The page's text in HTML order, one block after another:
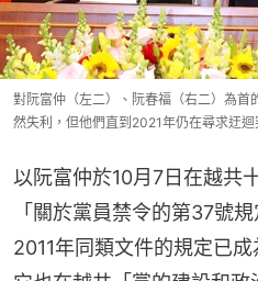
對阮富仲（左二）、阮春福（右二）為
然失利，但他們直到2021年仍在尋求迂迴
以阮富仲於10月7日在越共
「關於黨員禁令的第37號
2011年同類文件的規定已